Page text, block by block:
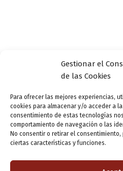
Gestionar el
de las Cookies
Para ofrecer las mejores experiencias,
cookies para almacenar y/o acceder a
consentimiento de estas tecnologías
comportamiento de navegación o las
No consentir o retirar el
ciertas características y funciones.
Mesa redonda: «Las
pandemia. Estado de la
ensutinta/30 enero, 2021
El Programa «Valladolid
redonda “Las artes
Estado de la cuestión”.